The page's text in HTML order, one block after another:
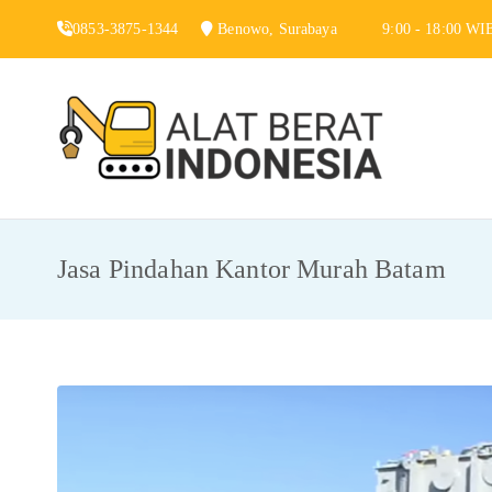
0853-3875-1344 Benowo, Surabaya 9:00 - 18:00
Jasa Pindahan Kantor Murah Batam